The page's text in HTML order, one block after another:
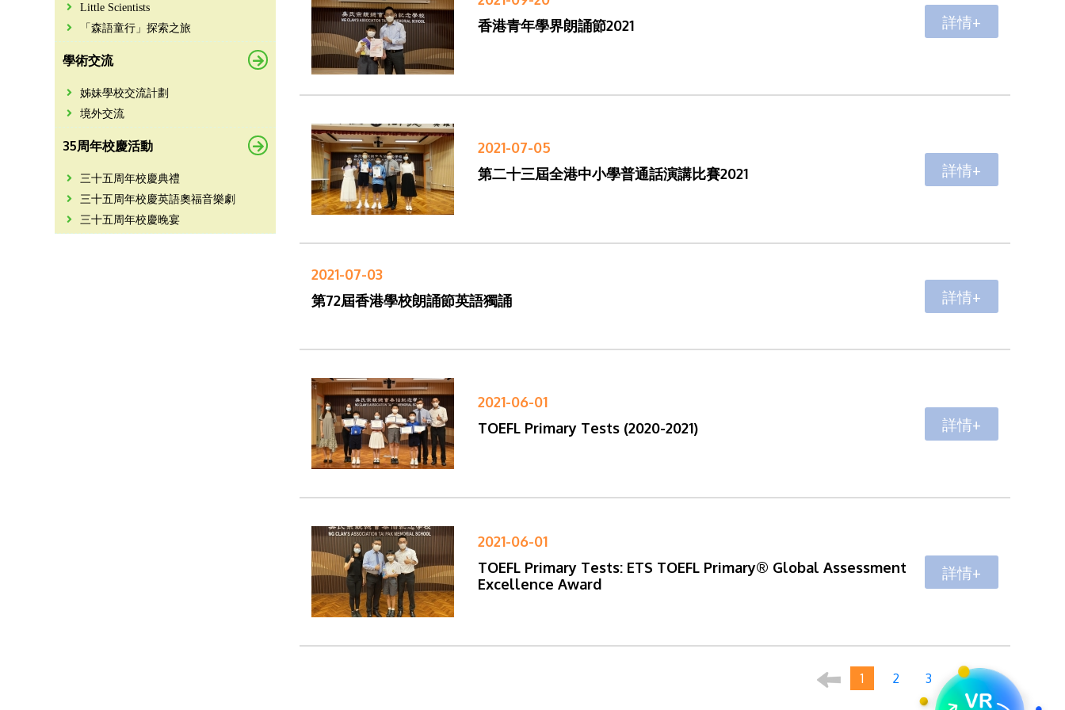
Little Scientists
「森語童行」探索之旅
學術交流
姊妹學校交流計劃
境外交流
35周年校慶活動
三十五周年校慶典禮
三十五周年校慶英語奧福音樂劇
三十五周年校慶晚宴
香港青年學界朗誦節2021
詳情+
2021-07-05
第二十三屆全港中小學普通話演講比賽2021
詳情+
2021-07-03
第72屆香港學校朗誦節英語獨誦
詳情+
2021-06-01
TOEFL Primary Tests (2020-2021)
詳情+
2021-06-01
TOEFL Primary Tests: ETS TOEFL Primary® Global Assessment
Excellence Award
詳情+
1 2 3 4